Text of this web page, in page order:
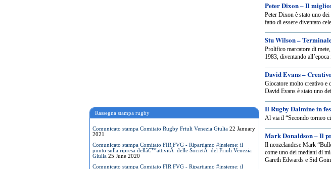
Rassegna stampa rugby
Comunicato stampa Comitato Rugby Friuli Venezia Giulia 22 January
2021
Comunicato stampa Comitato FIR FVG - Ripartiamo #insieme: il
punto sulla ripresa dellâ€™attivitÃ delle SocietÃ del Friuli Venezia
Giulia 25 June 2020
Comunicato stampa Comitato FIR FVG - Ripartiamo #insieme: il
Peter Dixon – Il
Peter Dixon è stato uno
fatto di essere diventato
Stu Wilson –
Prolifico marcatore di
1983, diventando
David Evans –
Giocatore molto creativo e
David Evans è stato uno
Il Rugby Dalmine in
Al via il “Secondo torneo
Mark Donaldson – Il
Il neozelandese Mark
come uno dei mediani di
Gareth Edwards e Sid